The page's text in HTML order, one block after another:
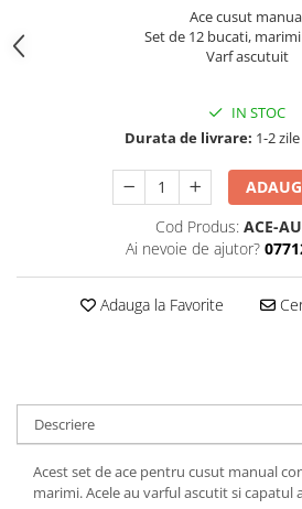
Ace cusut
Set de 12 bucati,
Varf ascutuit
IN STOC
Durata de livrare: 1-2
Cod Produs: ACE-
Ai nevoie de ajutor?
Adauga la Favorite
Descriere
Acest set de ace pentru cusut manual
marimi. Acele au varful ascutit si capatul